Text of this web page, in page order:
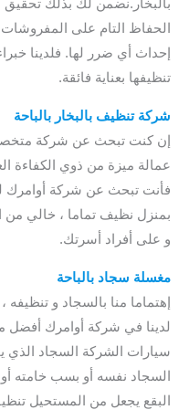
بالبخار.نضمن لك بذلك
الحفاظ التام على المفروشات
إحداث أي ضرر لها. فلدينا
تنظيفها بعناية فائقة.
شركة تنظيف بالبخار بالباحة
إن كنت تبحث عن شركة
عمالة ميزة من ذوي الكفاءة
فأنت تبحث عن شركة أوامرك
بمنزل نظيف تماما ، خالي
و على أفراد أسرتك.
مغسلة سجاد بالباحة
إهتماما منا بالسجاد و تنظيفه
لدينا في شركة أوامرك أفضل
سيارات الشركة السجاد الذي
السجاد نفسه أو بسب خامته
البقع يجعل من المستحيل